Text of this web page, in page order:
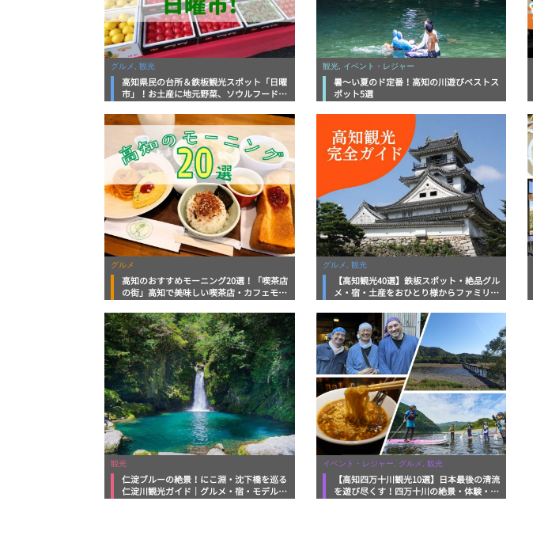
グルメ, 観光
高知県民の台所＆鉄板観光スポット「日曜
市」！お土産に地元野菜、ソウルフードま
底解説！
観光, イベント・レジャー
暑～い夏のド定番！高知の川遊びベストス
ポット5選
グルメ
高知のおすすめモーニング20選！「喫茶店
の街」高知で美味しい喫茶店・カフェモー
グルメ, 観光
【高知観光40選】鉄板スポット・絶品グル
メ・宿・土産をおひとり様からファミリー
観光
仁淀ブルーの絶景！にこ淵・沈下橋を巡る
仁淀川観光ガイド｜グルメ・宿・モデルコ
イベント・レジャー, グルメ, 観光
【高知四万十川観光10選】日本最後の清流
を遊び尽くす！四万十川の絶景・体験・グ